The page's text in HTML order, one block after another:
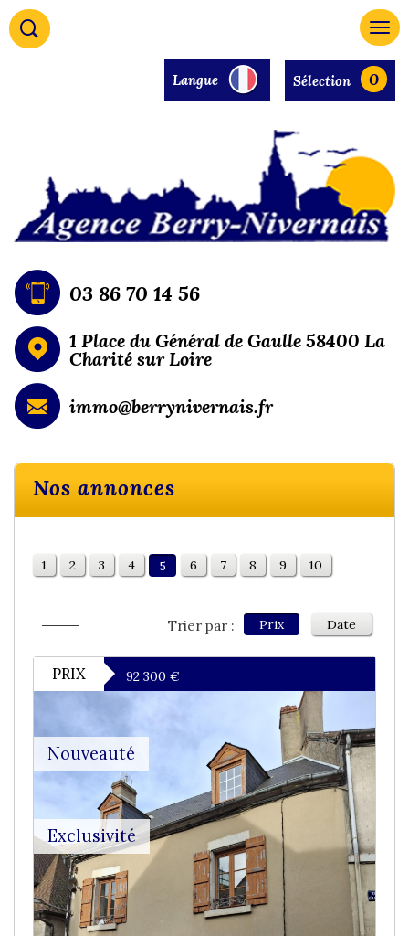
Langue Sélection 0
03 86 70 14 56
1 Place du Général de Gaulle 58400 La
Charité sur Loire
immo@berrynivernais.fr
Nos annonces
1 2 3 4 5 6 7 8 9 10
Trier par : Prix Date
PRIX 92 300 €
Exclusivité
Nouveauté